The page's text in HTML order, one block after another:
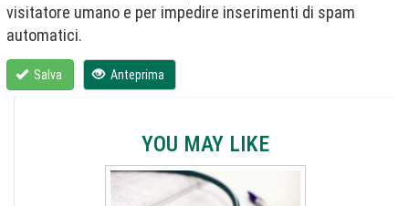
visitatore umano e per impedire inserimenti di spam
automatici.
Salva Anteprima
YOU MAY LIKE